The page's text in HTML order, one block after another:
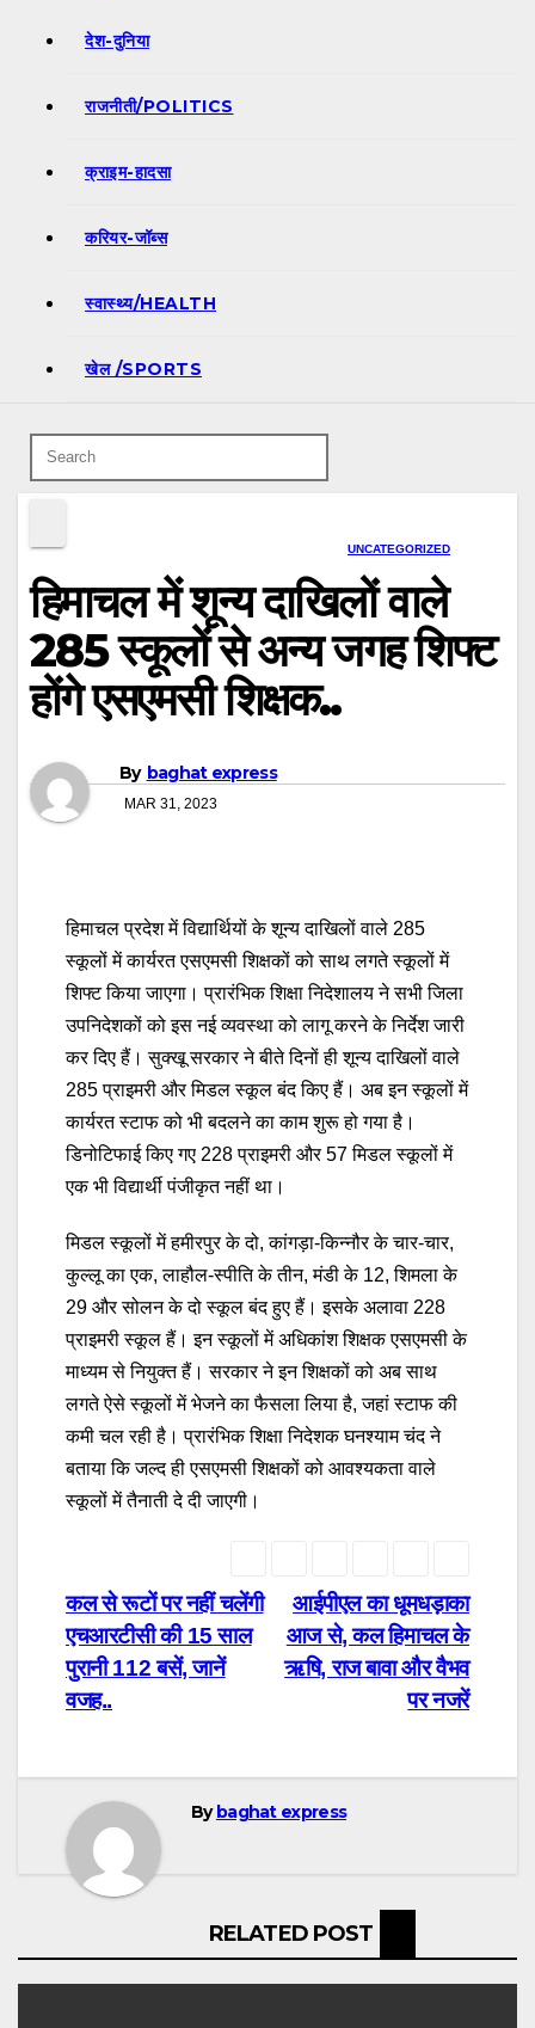
देश-दुनिया
राजनीती/POLITICS
क्राइम-हादसा
करियर-जॉब्स
स्वास्थ्य/HEALTH
खेल /SPORTS
UNCATEGORIZED
हिमाचल में शून्य दाखिलों वाले
285 स्कूलों से अन्य जगह शिफ्ट
होंगे एसएमसी शिक्षक..
By baghat express
MAR 31, 2023
हिमाचल प्रदेश में विद्यार्थियों के शून्य दाखिलों वाले 285
स्कूलों में कार्यरत एसएमसी शिक्षकों को साथ लगते स्कूलों में
शिफ्ट किया जाएगा। प्रारंभिक शिक्षा निदेशालय ने सभी जिला
उपनिदेशकों को इस नई व्यवस्था को लागू करने के निर्देश जारी
कर दिए हैं। सुक्खू सरकार ने बीते दिनों ही शून्य दाखिलों वाले
285 प्राइमरी और मिडल स्कूल बंद किए हैं। अब इन स्कूलों में
कार्यरत स्टाफ को भी बदलने का काम शुरू हो गया है।
डिनोटिफाई किए गए 228 प्राइमरी और 57 मिडल स्कूलों में
एक भी विद्यार्थी पंजीकृत नहीं था।
मिडल स्कूलों में हमीरपुर के दो, कांगड़ा-किन्नौर के चार-चार,
कुल्लू का एक, लाहौल-स्पीति के तीन, मंडी के 12, शिमला के
29 और सोलन के दो स्कूल बंद हुए हैं। इसके अलावा 228
प्राइमरी स्कूल हैं। इन स्कूलों में अधिकांश शिक्षक एसएमसी के
माध्यम से नियुक्त हैं। सरकार ने इन शिक्षकों को अब साथ
लगते ऐसे स्कूलों में भेजने का फैसला लिया है, जहां स्टाफ की
कमी चल रही है। प्रारंभिक शिक्षा निदेशक घनश्याम चंद ने
बताया कि जल्द ही एसएमसी शिक्षकों को आवश्यकता वाले
स्कूलों में तैनाती दे दी जाएगी।
Post
navigation
आईपीएल का धूमधड़ाका
आज से, कल हिमाचल के
ऋषि, राज बावा और वैभव
पर नजरें
कल से रूटों पर नहीं चलेंगी
एचआरटीसी की 15 साल
पुरानी 112 बसें, जानें
वजह..
By baghat express
RELATED POST